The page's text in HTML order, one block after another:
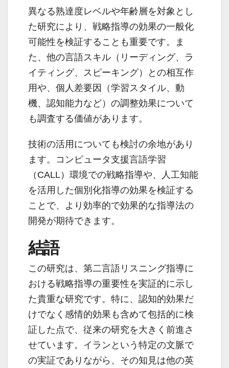
異なる熟達度レベルや年齢層を対象とし
た研究により、戦略指導の効果の一般化
可能性を検証することも重要です。ま
た、他の言語スキル（リーディング、ラ
イティング、スピーキング）との相互作
用や、個人差要因（学習スタイル、動
機、認知能力など）の調整効果について
も調査する価値があります。
技術の活用についても検討の余地があり
ます。コンピュータ支援言語学習
（CALL）環境での戦略指導や、人工知能
を活用した個別化指導の効果を検証する
ことで、より効率的で効果的な指導法の
開発が期待できます。
結語
この研究は、第二言語リスニング指導に
おける戦略指導の重要性を実証的に示し
た貴重な研究です。特に、認知的効果だ
けでなく感情的効果も含めて包括的に検
証した点で、従来の研究を大きく前進さ
せています。イランという特定の文脈で
の実証でありながら、その知見は他の英